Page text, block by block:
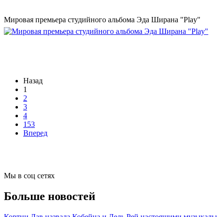
Мировая премьера студийного альбома Эда Ширана "Play"
Назад
1
2
3
4
153
Вперед
Мы в соц сетях
Больше новостей